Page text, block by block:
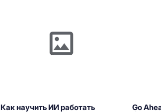
Как научить ИИ работать Go